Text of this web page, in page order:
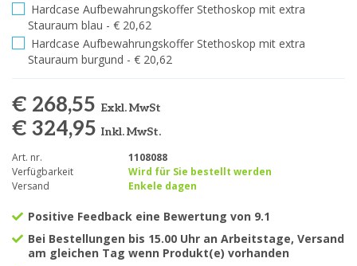
Hardcase Aufbewahrungskoffer Stethoskop mit extra
Stauraum blau - € 20,62
Hardcase Aufbewahrungskoffer Stethoskop mit extra
Stauraum burgund - € 20,62
€ 268,55 Exkl. MwSt
€ 324,95 Inkl. MwSt.
Art. nr.
1108088
Verfügbarkeit
Wird für Sie bestellt werden
Versand
Enkele dagen
Positive Feedback eine Bewertung von 9.1
Bei Bestellungen bis 15.00 Uhr an Arbeitstage, Versand
am gleichen Tag wenn Produkt(e) vorhanden